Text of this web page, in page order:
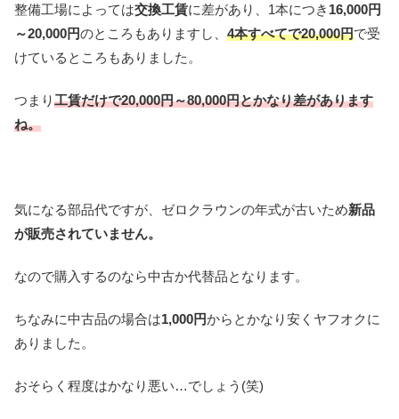
整備工場によっては交換工賃に差があり、1本につき 16,000円
～20,000円のところもありますし、 4本すべてで20,000円で受
けているところもありました。
つまり工賃だけで20,000円～80,000円とかなり差があります
ね。
気になる部品代ですが、ゼロクラウンの年式が古いため新品
が販売されていません。
なので購入するのなら中古か代替品となります。
ちなみに中古品の場合は1,000円からとかなり安くヤフオクに
ありました。
おそらく程度はかなり悪い…でしょう(笑)